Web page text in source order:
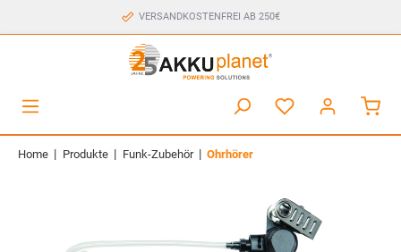
VERSANDKOSTENFREI AB 250€
Home | Produkte | Funk-Zubehör | Ohrhörer